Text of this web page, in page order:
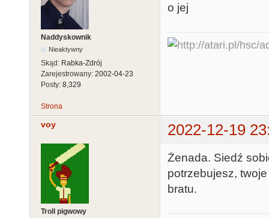
Naddyskownik
Nieaktywny
Skąd: Rabka-Zdrój
Zarejestrowany: 2002-04-23
Posty: 8,329
o jej
Strona
voy 2022-12-19
Troll pigwowy
Żenada. Siedź
potrzebujesz,
bratu.